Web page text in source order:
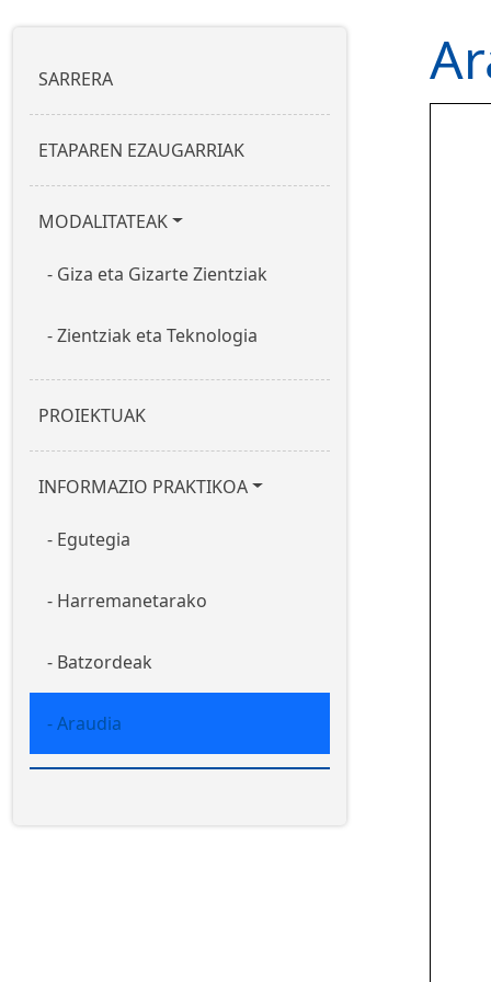
SARRERA
ETAPAREN EZAUGARRIAK
MODALITATEAK
Giza eta Gizarte Zientziak
Zientziak eta Teknologia
PROIEKTUAK
INFORMAZIO PRAKTIKOA
Egutegia
Harremanetarako
Batzordeak
Araudia